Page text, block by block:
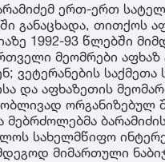
ერთ-ერთ
განაცხადა, თითქოს
1992-93 წლებში
მეომრები აფხაზ
ვეტერანების
და აფხაზეთის
ორგანიზებულ
მებრძოლებმა
სახელმწიფო
მიმართული